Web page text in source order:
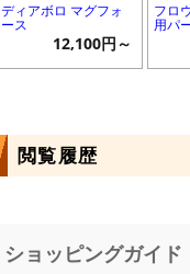
ディアボロ マグフォ
ース
12,100円～
フロ
用パ
閲覧履歴
ショッピングガイド